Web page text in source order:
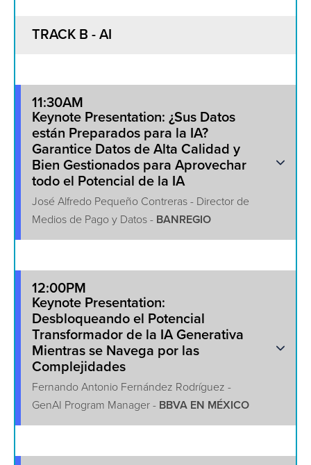
TRACK B - AI
11:30AM
Keynote Presentation: ¿Sus Datos
están Preparados para la IA?
Garantice Datos de Alta Calidad y
Bien Gestionados para Aprovechar
todo el Potencial de la IA
José Alfredo Pequeño Contreras - Director de
Medios de Pago y Datos - BANREGIO
12:00PM
Keynote Presentation:
Desbloqueando el Potencial
Transformador de la IA Generativa
Mientras se Navega por las
Complejidades
Fernando Antonio Fernández Rodríguez -
GenAI Program Manager - BBVA EN MÉXICO